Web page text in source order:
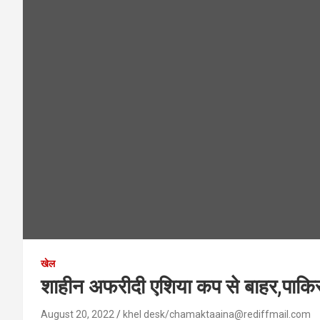
खेल
शाहीन अफरीदी एशिया कप से
August 20, 2022 khel desk/chamaktaaina@rediffmail.com